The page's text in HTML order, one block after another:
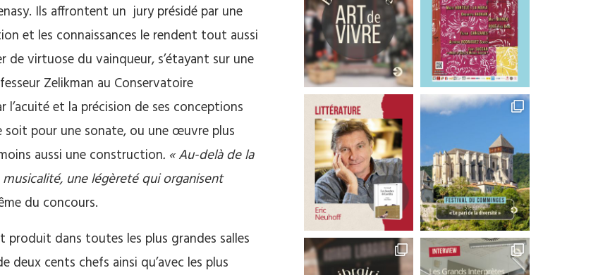
Ils affrontent un jury présidé par une
et les connaissances le rendent tout aussi
de virtuose du vainqueur, s’étayant sur une
Zelikman au Conservatoire
et la précision de ses conceptions
pour une sonate, ou une œuvre plus
aussi une construction. « Au-delà de la
une légèreté qui organisent
du concours.
produit dans toutes les plus grandes salles
deux cents chefs ainsi qu’avec les plus